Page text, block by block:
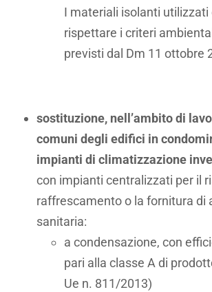
I materiali isolanti utilizzati
rispettare i criteri
previsti dal Dm 11 ottobre
sostituzione, nell’ambito di
comuni degli edifici in
impianti di climatizzazione
con impianti centralizzati per il
raffrescamento o la fornitura di
sanitaria:
a condensazione, con
pari alla classe A di
Ue n. 811/2013)